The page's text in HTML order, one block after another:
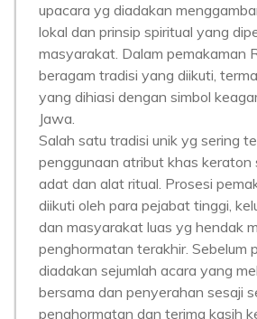
upacara yg diadakan
lokal dan prinsip spiritual yang
masyarakat. Dalam pemakaman
beragam tradisi yang diikuti,
yang dihiasi dengan simbol
Jawa.
Salah satu tradisi unik yg sering
penggunaan atribut khas keraton
adat dan alat ritual. Prosesi
diikuti oleh para pejabat tinggi,
dan masyarakat luas yg hendak
penghormatan terakhir. Sebelum
diadakan sejumlah acara yang
bersama dan penyerahan sesaji
penghormatan dan terima kasih